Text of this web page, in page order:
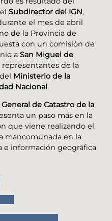
Subdirector del IGN,
el mes de abril
de la Provincia de
con un comisión de
a San Miguel de
de la
Ministerio de la
Nacional.
de Catastro de la
un paso más en la
que viene realizando el
mancomunada en la
e información geográfica